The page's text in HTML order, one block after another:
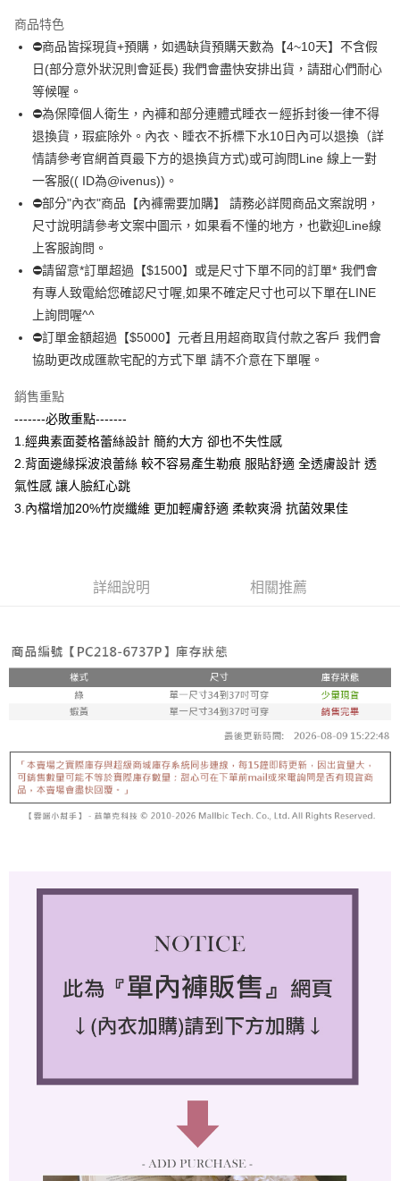
Apple Pay
街口支付
悠遊付
全盈+PAY
AFTEE先享後付
相關說明
【關於「AFTEE先享後付」】
AFTEE先享後付是「在收到商品之後才付款」的支付方式。 讓您購物簡單
便利好安心！
１．簡單：不需註冊會員、不需綁卡、不需儲值。
３．安心：先確認商品／服務後，再付款。
【「AFTEE先享後付」結帳流程】
１．於結帳方式選擇「AFTEE先享後付」後，將跳轉至「AFTEE先享後付」
結帳頁面，進行簡訊認證並確認金額後，即可完成結帳。
３．收到繳費通知簡訊後14天內，點擊此簡訊中的連結，可透過四大超商／
ATM／網路銀行／等多元方式進行付款，方視為交易完成。
※ 請注意：結帳手續完成當下不需立刻繳費，但若您需要取消訂單，請聯絡
購買商品的店家。未經商家同意取消之訂單仍視為有效，需透過AFTEE先享
後付繳納相關費用。
是否繳費成功／繳費後需取消欲退款等相關疑問，請聯繫「AFTEE先享後付
客戶支援中心」https://netprotections.freshdesk.com/support/home
權轉讓予恩沛科技股份有限公司。
「AFTEE先享後付」，若未經同意申辦者引起之損失，本公司不負相關責
任。
４．使用「AFTEE先享後付」時，將依據個別帳號之用戶狀況，依本公司即
時審查核予不同之上限額度；若仍有額度不足之情形，本公司將視審查結果
請求用戶進行身份認證。
５．嚴禁一人註冊多個帳號或使用他人資訊註冊。若發現惡意使用之情形，
ATM付款
運送方式
全家 取貨付款約3～4天到貨
付款後全家取貨
萊爾富 取貨付款約3～4天到貨
每筆NT$80，滿NT$799(含以上)免運費
每筆NT$80，滿NT$799(含以上)免運費
付款後7-11取貨
宅配
每筆NT$80，滿NT$799(含以上)免運費
商品特色
⛔商品皆採現貨+預購，如遇缺貨預購天數為【4~10天】不含假
日(部分意外狀況則會延長) 我們會盡快安排出貨，請甜心們耐心
等候喔。
⛔為保障個人衛生，內褲和部分連體式睡衣ㄧ經拆封後一律不得
退換貨，瑕疵除外。內衣、睡衣不拆標下水10日內可以退換（詳
情請參考官網首頁最下方的退換貨方式)或可詢問Line 線上一對
一客服(( ID為@ivenus))。
⛔部分"內衣"商品【內褲需要加購】 請務必詳閱商品文案說明，
尺寸說明請參考文案中圖示，如果看不懂的地方，也歡迎Line線
上客服詢問。
⛔請留意*訂單超過【$1500】或是尺寸下單不同的訂單* 我們會
有專人致電給您確認尺寸喔,如果不確定尺寸也可以下單在LINE
上詢問喔^^
⛔訂單金額超過【$5000】元者且用超商取貨付款之客戶 我們會
協助更改成匯款宅配的方式下單 請不介意在下單喔。
銷售重點
-------必敗重點-------
1.經典素面菱格蕾絲設計 簡約大方 卻也不失性感
2.背面邊緣採波浪蕾絲 較不容易產生勒痕 服貼舒適 全透膚設計 透
氣性感 讓人臉紅心跳
3.內檔增加20%竹炭纖維 更加輕膚舒適 柔軟爽滑 抗菌效果佳
詳細說明 相關推薦